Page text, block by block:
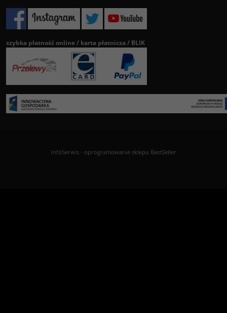
szybka płatność online / karta płatnicza / BLIK
InfoSerwis- oprogramowanie sklepu BestSeller